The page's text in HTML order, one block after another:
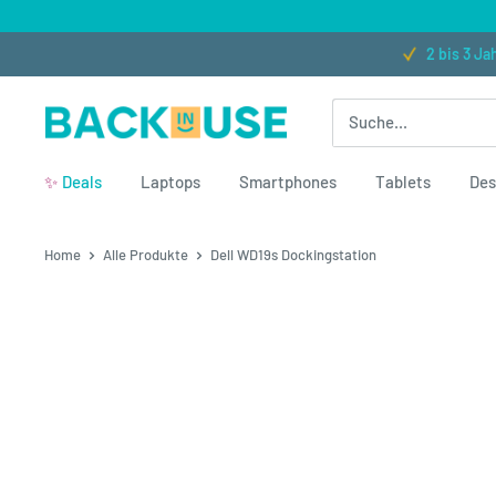
2 bis 3 Jahre Garantie
Back in Use
✨ Deals Laptops Smartphones Tablets
Home Alle Produkte Dell WD19s Dockingstation